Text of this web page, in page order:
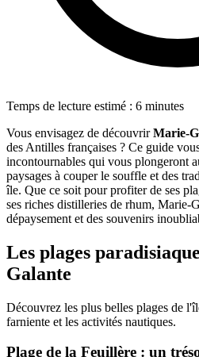
Temps de lecture estimé : 6 minutes
Vous envisagez de découvrirMarie-
des Antilles françaises ? Ce guide
incontournables qui vous plongeront
paysages à couper le souffle et des
île. Que ce soit pour profiter de ses
ses riches distilleries de rhum, Marie-
dépaysement et des souvenirs
Les plages
Galante
Découvrez les plus belles plages de
farniente et les activités nautiques.
Plage de la Feuillère : un